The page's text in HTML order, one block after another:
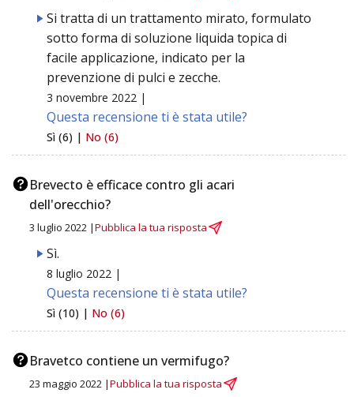
Si tratta di un trattamento mirato, formulato
sotto forma di soluzione liquida topica di
facile applicazione, indicato per la
prevenzione di pulci e zecche.
3 novembre 2022 |
Questa recensione ti è stata utile?
Sì (6) | No (6)
Brevecto è efficace contro gli acari
dell'orecchio?
3 luglio 2022 |Pubblica la tua risposta
Sì.
8 luglio 2022 |
Questa recensione ti è stata utile?
Sì (10) | No (6)
Bravetco contiene un vermifugo?
23 maggio 2022 |Pubblica la tua risposta